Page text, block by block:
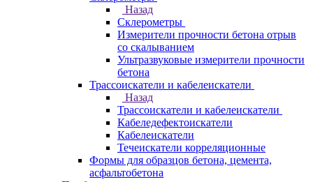
Назад
Склерометры
Измерители прочности бетона отрыв
со скалыванием
Ультразвуковые измерители прочности
бетона
Трассоискатели и кабелеискатели
Назад
Трассоискатели и кабелеискатели
Кабеледефектоискатели
Кабелеискатели
Течеискатели корреляционные
Формы для образцов бетона, цемента,
асфальтобетона